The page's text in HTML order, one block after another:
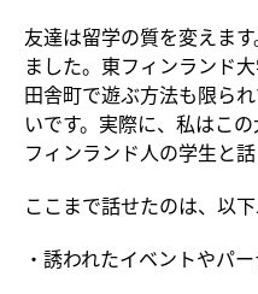
友達は留学の質を変えま
ました。東フィンランド
田舎町で遊ぶ方法も限ら
いです。実際に、私はこ
フィンランド人の学生と話
ここまで話せたのは、以
・誘われたイベントやパ